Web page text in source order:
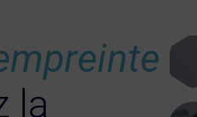
la